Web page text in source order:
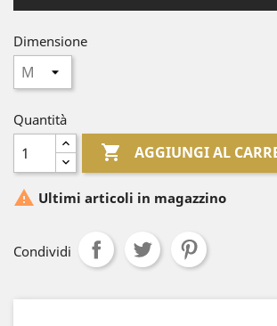
Dimensione
Quantità
 AGGIUNGI AL
 Ultimi articoli in magazzino
Condividi